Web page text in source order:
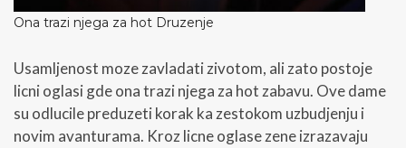
Ona trazi njega za hot Druzenje
Usamljenost moze zavladati zivotom, ali zato postoje
licni oglasi gde ona trazi njega za hot zabavu. Ove dame
su odlucile preduzeti korak ka zestokom uzbudjenju i
novim avanturama. Kroz licne oglase zene izrazavaju